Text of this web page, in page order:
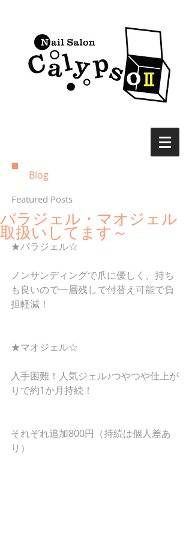
Blog
Featured Posts
パラジェル・マオジェル
取扱いしてます～
★パラジェル☆
ノンサンディングで爪に優しく、持ち
も良いので一層残しで付替え可能で負
担軽減！
★マオジェル☆
入手困難！人気ジェル♪つやつや仕上が
りで約1か月持続！
それぞれ追加800円（持続は個人差あ
り）